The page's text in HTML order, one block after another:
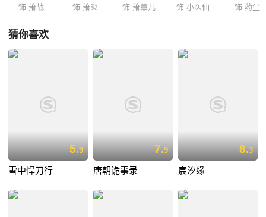
饰 萧战 饰 萧炎 饰 萧薰儿 饰 小医仙 饰 药尘
猜你喜欢
5.9
雪中悍刀行
7.9
唐朝诡事录
8.3
宸汐缘